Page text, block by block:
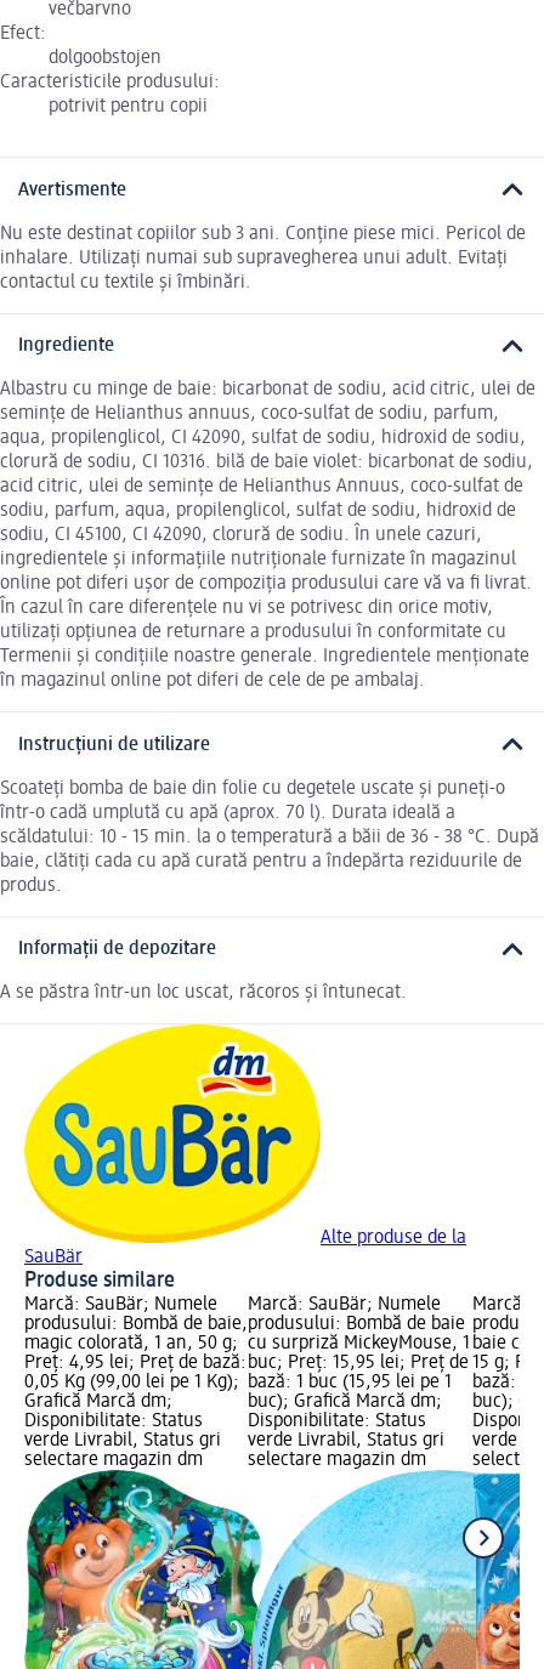
večbarvno
Efect:
dolgoobstojen
Caracteristicile produsului:
potrivit pentru copii
Avertismente
Nu este destinat copiilor sub 3 ani. Conține piese mici. Pericol de
inhalare. Utilizați numai sub supravegherea unui adult. Evitați
contactul cu textile și îmbinări.
Ingrediente
Albastru cu minge de baie: bicarbonat de sodiu, acid citric, ulei de
semințe de Helianthus annuus, coco-sulfat de sodiu, parfum,
aqua, propilenglicol, CI 42090, sulfat de sodiu, hidroxid de sodiu,
clorură de sodiu, CI 10316. bilă de baie violet: bicarbonat de sodiu,
acid citric, ulei de semințe de Helianthus Annuus, coco-sulfat de
sodiu, parfum, aqua, propilenglicol, sulfat de sodiu, hidroxid de
sodiu, CI 45100, CI 42090, clorură de sodiu. În unele cazuri,
ingredientele și informațiile nutriționale furnizate în magazinul
online pot diferi ușor de compoziția produsului care vă va fi livrat.
În cazul în care diferențele nu vi se potrivesc din orice motiv,
utilizați opțiunea de returnare a produsului în conformitate cu
Termenii și condițiile noastre generale. Ingredientele menționate
în magazinul online pot diferi de cele de pe ambalaj.
Instrucțiuni de utilizare
Scoateți bomba de baie din folie cu degetele uscate și puneți-o
într-o cadă umplută cu apă (aprox. 70 l). Durata ideală a
scăldatului: 10 - 15 min. la o temperatură a băii de 36 - 38 °C. După
baie, clătiți cada cu apă curată pentru a îndepărta reziduurile de
produs.
Informații de depozitare
A se păstra într-un loc uscat, răcoros și întunecat.
Alte produse de la
SauBär
Produse similare
Marcă: SauBär; Numele
produsului: Bombă de baie,
magic colorată, 1 an, 50 g;
Preț: 4,95 lei; Preț de bază:
0,05 Kg (99,00 lei pe 1 Kg);
Grafică Marcă dm;
Disponibilitate: Status
verde Livrabil, Status gri
selectare magazin dm
Marcă: SauBär; Numele
produsului: Bombă de baie
cu surpriză MickeyMouse, 1
buc; Preț: 15,95 lei; Preț de
bază: 1 buc (15,95 lei pe 1
buc); Grafică Marcă dm;
Disponibilitate: Status
verde Livrabil, Status gri
selectare magazin dm
Marcă:
baie
15 g;
bază: 1
buc);
verde